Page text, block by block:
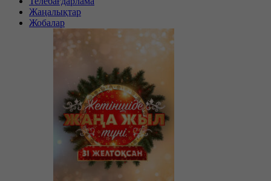
Жаңалықтар
Жобалар